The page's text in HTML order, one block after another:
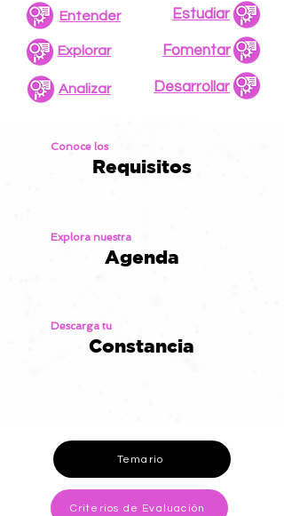
Entender
Explorar
Analizar
Estudiar
Fomentar
Desarrollar
Conoce los
Requisitos
Explora nuestra
Agenda
Descarga tu
Constancia
Temario
Criterios de Evaluación